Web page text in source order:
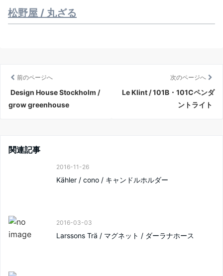
松野屋 / 丸ざる
前のページへ
Design House Stockholm /
grow greenhouse
次のページへ
Le Klint / 101B・101Cペンダ
ントライト
関連記事
2016-11-26
Kähler / cono / キャンドルホルダー
2016-03-03
Larssons Trä / マグネット / ダーラナホース